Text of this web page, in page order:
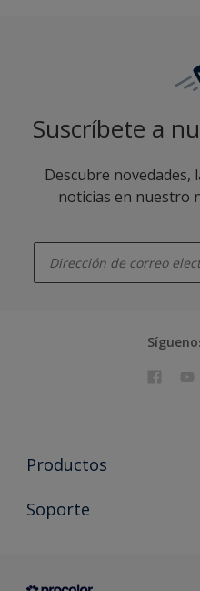
Suscríbete a
Descubre novedades,
noticias en nuestro
Productos
Todos los productos
Condiciones generales de
Soporte